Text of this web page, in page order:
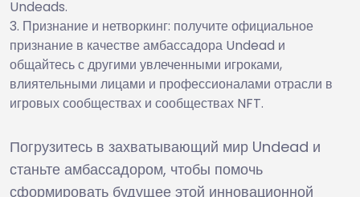
Undeads.
Признание и нетворкинг: получите официальное
признание в качестве амбассадора Undead и
общайтесь с другими увлеченными игроками,
влиятельными лицами и профессионалами отрасли в
игровых сообществах и сообществах NFT.
Погрузитесь в захватывающий мир Undead и
станьте амбассадором, чтобы помочь
сформировать будущее этой инновационной